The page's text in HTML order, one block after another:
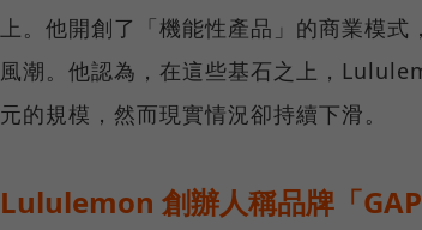
上。他開創了「機能性產品」的商業模
風潮。他認為，在這些基石之上，
元的規模，然而現實情況卻持續下滑。
Lululemon 創辦人稱品牌「GAP